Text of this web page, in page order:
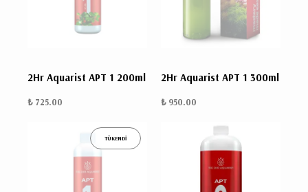
2Hr Aquarist APT 1 200ml
₺ 725.00
2Hr Aquarist APT 1 300ml
₺ 950.00
TÜKENDİ